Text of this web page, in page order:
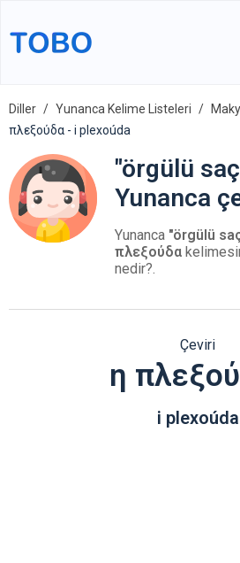
Diller Yunanca Kelime Listeleri
πλεξούδα - i plexoúda
"örgülü
Yunanca
Yunanca "örgülü
πλεξούδα
nedir?.
Çeviri
η
i plexoúda